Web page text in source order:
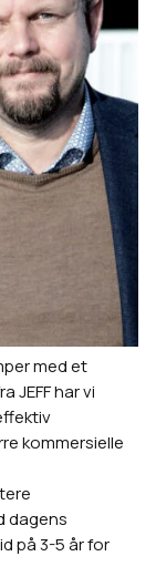
med et
JEFF har vi
kommersielle
dagens
på 3-5 år for